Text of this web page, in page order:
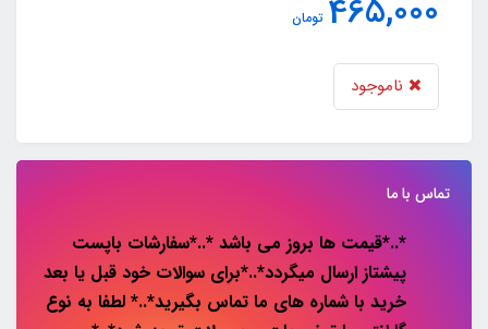
465,000 تومان
ناموجود
تماس با ما
*..*قیمت ها بروز می باشد *..*سفارشات باپست
پیشتاز ارسال میگردد*..*برای سوالات خود قبل یا بعد
خرید با شماره های ما تماس بگیرید*..* لطفا به نوع